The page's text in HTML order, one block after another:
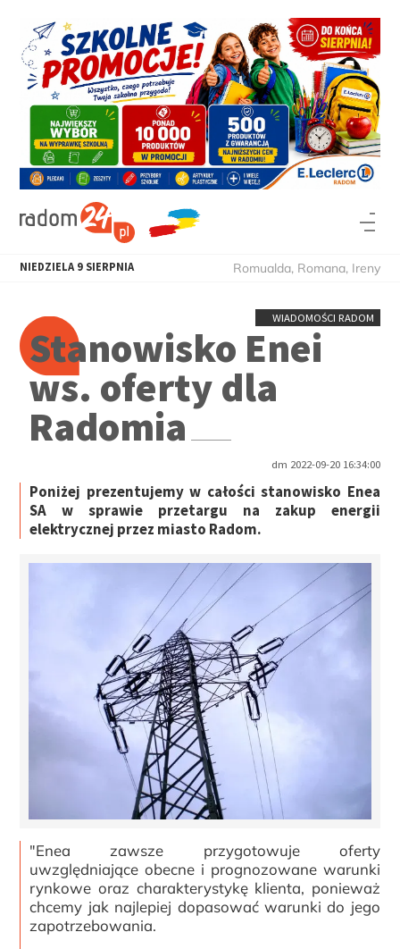
NIEDZIELA 9 SIERPNIA Romualda, Romana, Ireny
WIADOMOŚCI RADOM
Stanowisko Enei
ws. oferty dla
Radomia
dm 2022-09-20 16:34:00
Poniżej prezentujemy w całości stanowisko Enea
SA w sprawie przetargu na zakup energii
elektrycznej przez miasto Radom.
"Enea zawsze przygotowuje oferty
uwzględniające obecne i prognozowane warunki
rynkowe oraz charakterystykę klienta, ponieważ
chcemy jak najlepiej dopasować warunki do jego
zapotrzebowania.